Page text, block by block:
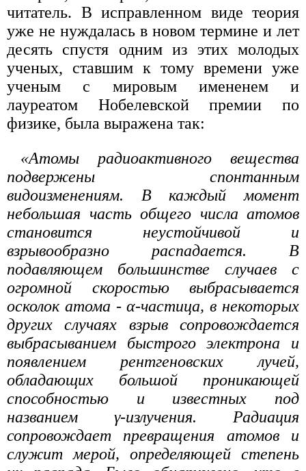
читатель. В исправленном виде теория
уже не нуждалась в новом термине и лет
десять спустя одним из этих молодых
ученых, ставшим к тому времени уже
ученым с мировым имененем и
лауреатом Нобелевской премии по
физике, была выражена так:
«Атомы радиоактивного вещества
подвержены спонтанным
видоизменениям. В каждый момент
небольшая часть общего числа атомов
становится неустойчивой и
взрывообразно распадается. В
подавляющем большинстве случаев с
огромной скоростью выбрасывается
осколок атома - α-частица, в некоторых
других случаях взрыв сопровождается
выбрасыванием быстрого электрона и
появлением рентгеновских лучей,
обладающих большой проникающей
способностью и известных под
названием γ-излучения. Радиация
сопровождает превращения атомов и
служит мерой, определяющей степень